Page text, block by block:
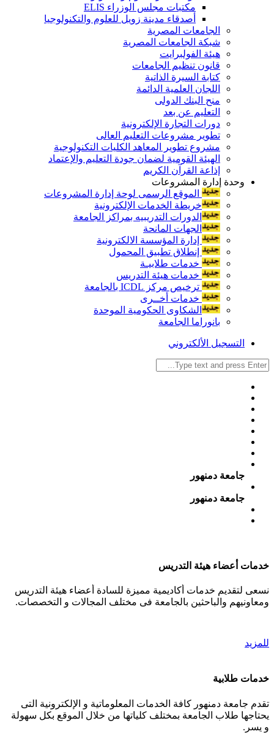
مكتبات مجلس الوزراء ELIS
أصدقاء مدينة زويل للعلوم والتكنولوجيا
الجامعات المصرية
شبكة الجامعات المصرية
هيئة الفولبرايت
قانون تنظيم الجامعات
كتابة السيرة الذاتية
اللجان العلمية الدائمة
منح البنك الدولى
التعليم عن بعد
دورات التجارة الإلكترونية
تطوير مشروعات التعليم العالى
مشروع تطوير المعاهد الكليات التكنولوجية
الهيئة القومية لضمان جودة التعليم والإعتماد
إذاعة القرآن الكريم
وحدة إدارة المشروعات
الموقع الرسمى لوحة إدارة المشروعات
خريطة الخدمات الإلكترونية
الدورات التدريبيه بمراكز الجامعة
الجهات المانحة
إدارة المؤسسة الالكترونية
إنطلاق تطبيق المحمول
خدمات طلابيـة
خدمات هيئة التدريس
ترخيص مركز ICDL بالجامعة
خدمات أخــرى
الشكاوى الحكومية الموحدة
بانوراما الجامعة
التسجيل الألكتروني
جامعة دمنهور
جامعة دمنهور
خدمات أعضاء هيئة التدريس
نسعى لتقديم خدمات أكاديمية مميزة للسادة أعضاء هيئة التدريس
ومعاونيهم والباحثين بالجامعة فى مختلف المجالات و التخصصات.
للمزيد
خدمات طلابية
تقدم جامعة دمنهور كافة الخدمات المعلوماتية و الإلكترونية التى
يحتاجها طلاب الجامعة بمختلف كلياتها من خلال الموقع بكل سهولة
و يسر.